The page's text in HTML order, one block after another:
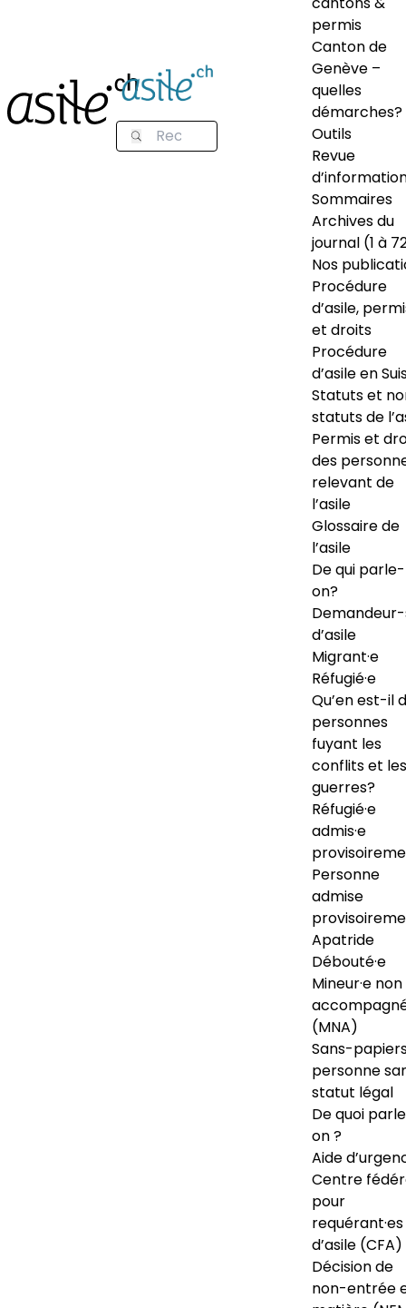
permis
Canton de
Genève –
quelles
démarches?
Outils
Revue
Sommaires
Archives du
journal (1 à
Nos
Procédure
d’asile,
et droits
Procédure
d’asile en
Statuts et
statuts de
Permis et
des
relevant de
l’asile
Glossaire de
l’asile
De qui
on?
d’asile
Migrant·e
Réfugié·e
Qu’en est-il
personnes
fuyant les
conflits et les
guerres?
Réfugié·e
admis·e
Personne
admise
Apatride
Débouté·e
Mineur·e non
(MNA)
Sans-
personne
statut légal
De quoi
on ?
Aide
Centre
pour
requérant·es
d’asile (CFA)
Décision de
non-entrée